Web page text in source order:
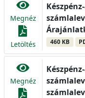
Megnéz
Letöltés 460 KB
Megnéz